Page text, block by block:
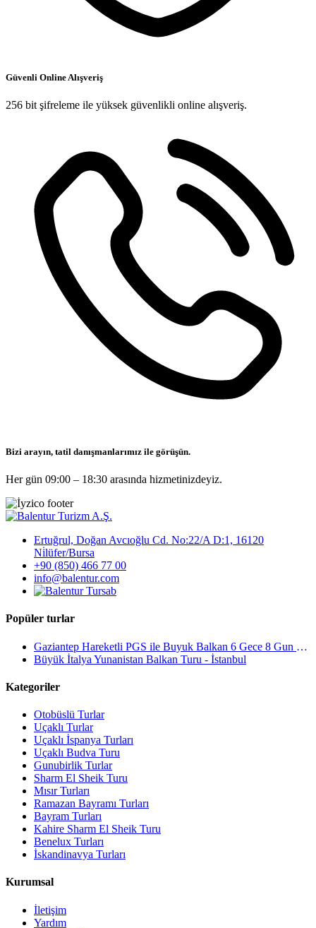
Güvenli Online Alışveriş
256 bit şifreleme ile yüksek güvenlikli online alışveriş.
Bizi arayın, tatil danışmanlarımız ile görüşün.
Her gün 09:00 – 18:30 arasında hizmetinizdeyiz.
Ertuğrul, Doğan Avcıoğlu Cd. No:22/A D:1, 16120
Ni̇lüfer/Bursa
+90 (850) 466 77 00
info@balentur.com
Popüler turlar
Gaziantep Hareketli PGS ile Buyuk Balkan 6 Gece 8 Gun Vizesiz SKP-SKP
Büyük İtalya Yunanistan Balkan Turu - İstanbul
Kategoriler
Otobüslü Turlar
Uçaklı Turlar
Uçaklı İspanya Turları
Uçaklı Budva Turu
Gunubirlik Turlar
Sharm El Sheik Turu
Mısır Turları
Ramazan Bayramı Turları
Bayram Turları
Kahire Sharm El Sheik Turu
Benelux Turları
İskandinavya Turları
Kurumsal
İletişim
Yardım